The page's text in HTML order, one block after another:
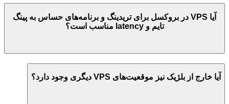
آیا VPS در بروکسل برای تریدینگ و برنامه‌های حساس به پینگ
تایم و latency مناسب است؟
آیا خارج از بلژیک نیز موقعیت‌های VPS دیگری وجود دارد؟